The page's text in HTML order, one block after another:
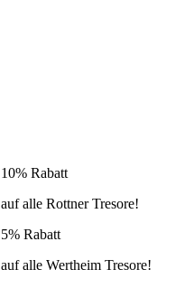
10% Rabatt
auf alle Rottner Tresore!
5% Rabatt
auf alle Wertheim Tresore!